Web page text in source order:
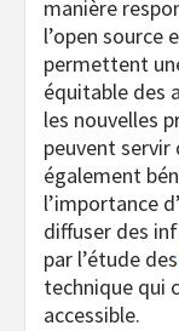
manière
l’open source
permettent
équitable des
les nouvelles
peuvent
également
l’importance
diffuser des
par l’étude des
technique qui
accessible.